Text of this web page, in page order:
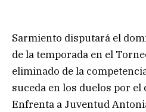
Sarmiento disputará el
de la temporada en el
eliminado de la
suceda en los duelos por el
Enfrenta a Juventud